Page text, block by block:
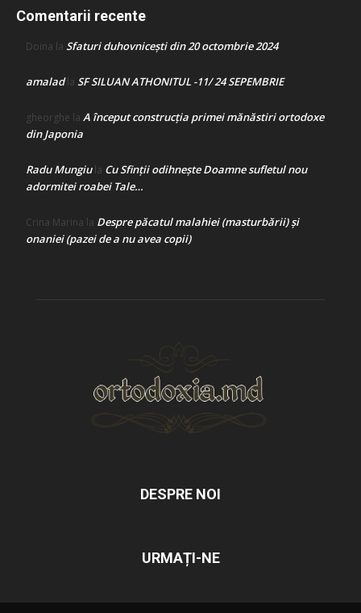
Comentarii recente
Doina la Sfaturi duhovnicești din 20 octombrie 2024
amaladla SF SILUAN ATHONITUL -11/ 24 SEPEMBRIE
gheorghe la A început construcţia primei mănăstiri ortodoxe
din Japonia
Radu Mungiula Cu Sfinții odihnește Doamne sufletul nou
adormitei roabei Tale…
Crina Marina la Despre păcatul malahiei (masturbării) şi
onaniei (pazei de a nu avea copii)
DESPRE NOI
URMAȚI-NE